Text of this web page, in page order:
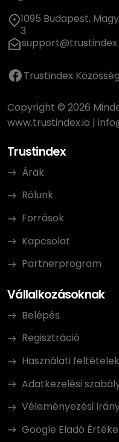
1095 Budapest,
3.
Trustindex Közösség
Copyright © 2026
www.trustindex.io |
Trustindex
Árak
Rólunk
Források
Kapcsolat
Partnerprogram
Vállalkozásoknak
Belépés
Regisztráció
Használati feltételek
Adatkezelési
Véleményezési
Google Eladó